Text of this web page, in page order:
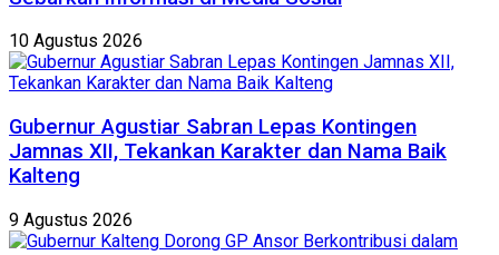
10 Agustus 2026
Gubernur Agustiar Sabran Lepas Kontingen
Jamnas XII, Tekankan Karakter dan Nama Baik
Kalteng
9 Agustus 2026